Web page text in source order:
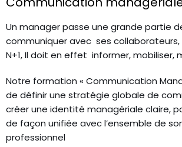
Un manager passe une grande partie
communiquer avec ses collaborateurs,
N+1, Il doit en effet informer, mobiliser,
Notre formation « Communication
de définir une stratégie globale de
créer une identité managériale claire,
de façon unifiée avec l’ensemble de
professionnel